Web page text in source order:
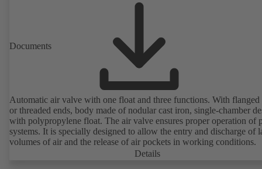
Documents
Automatic air valve with one float and three functions. With flanged
or threaded ends, body made of nodular cast iron, single-chamber
with polypropylene float. The air valve ensures proper operation of piping
systems. It is specially designed to allow the entry and discharge of
volumes of air and the release of air pockets in working conditions.
Details